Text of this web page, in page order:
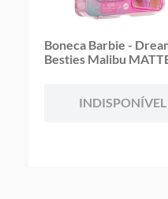
Boneca Barbie -
Besties Malibu
INDISPONÍVEL